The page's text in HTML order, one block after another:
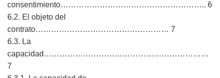
consentimiento……………………………………………….. 6
6.2. El objeto del
contrato…………………………………………… 7
6.3. La
capacidad………………………………………………………
7